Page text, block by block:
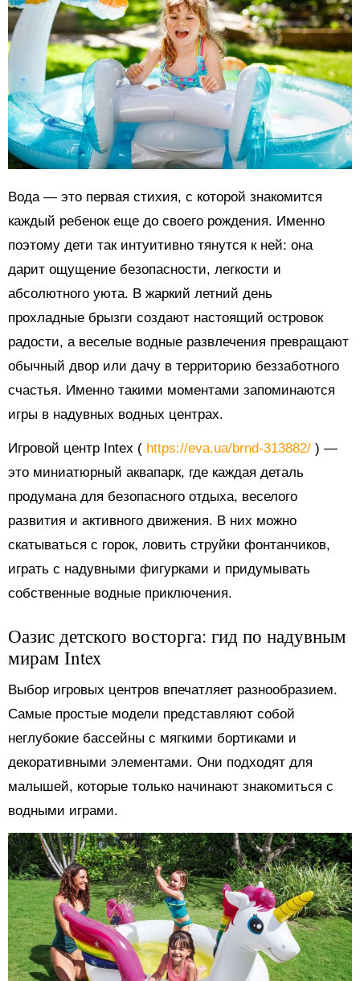
Вода — это первая стихия, с которой знакомится
каждый ребенок еще до своего рождения. Именно
поэтому дети так интуитивно тянутся к ней: она
дарит ощущение безопасности, легкости и
абсолютного уюта. В жаркий летний день
прохладные брызги создают настоящий островок
радости, а веселые водные развлечения превращают
обычный двор или дачу в территорию беззаботного
счастья. Именно такими моментами запоминаются
игры в надувных водных центрах.
Игровой центр Intex ( https://eva.ua/brnd-313882/ ) —
это миниатюрный аквапарк, где каждая деталь
продумана для безопасного отдыха, веселого
развития и активного движения. В них можно
скатываться с горок, ловить струйки фонтанчиков,
играть с надувными фигурками и придумывать
собственные водные приключения.
Оазис детского восторга: гид по надувным
мирам Intex
Выбор игровых центров впечатляет разнообразием.
Самые простые модели представляют собой
неглубокие бассейны с мягкими бортиками и
декоративными элементами. Они подходят для
малышей, которые только начинают знакомиться с
водными играми.